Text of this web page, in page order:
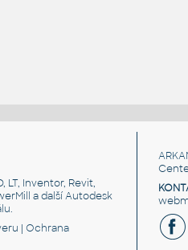
LT, Inventor, Revit,
a další Autodesk
.
|Ochrana